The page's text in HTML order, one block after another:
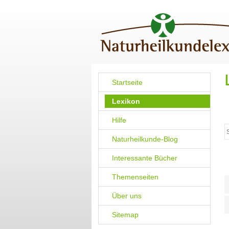
Startseite
Lexikon
Hilfe
Naturheilkunde-Blog
Interessante Bücher
Themenseiten
Über uns
Sitemap